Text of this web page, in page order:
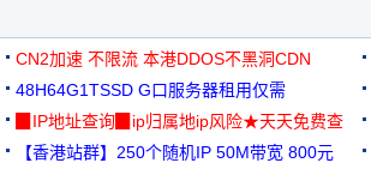
CN2加速 不限流 本港DDOS不黑洞CDN
48H64G1TSSD G口服务器租用仅需
3000+可免费测试
▉IP地址查询▉ip归属地ip风险★天天免费查
【香港站群】250个随机IP 50M带宽 800元